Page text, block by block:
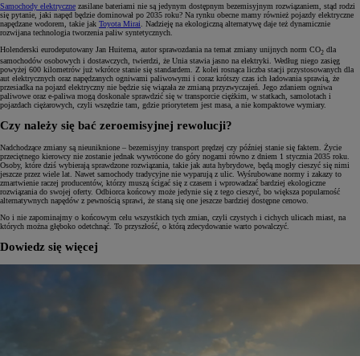
Samochody elektryczne zasilane bateriami nie są jedynym dostępnym bezemisyjnym rozwiązaniem, stąd rodzi
się pytanie, jaki napęd będzie dominował po 2035 roku? Na rynku obecne mamy również pojazdy elektryczne
napędzane wodorem, takie jak Toyota Mirai . Nadzieję na ekologiczną alternatywę daje też dynamicznie
rozwijana technologia tworzenia paliw syntetycznych.
Holenderski eurodeputowany Jan Huitema, autor sprawozdania na temat zmiany unijnych norm CO2 dla
samochodów osobowych i dostawczych, twierdzi, że Unia stawia jasno na elektryki. Według niego zasięg
powyżej 600 kilometrów już wkrótce stanie się standardem. Z kolei rosnąca liczba stacji przystosowanych dla
aut elektrycznych oraz napędzanych ogniwami paliwowymi i coraz krótszy czas ich ładowania sprawią, że
przesiadka na pojazd elektryczny nie będzie się wiązała ze zmianą przyzwyczajeń. Jego zdaniem ogniwa
paliwowe oraz e-paliwa mogą doskonale sprawdzić się w transporcie ciężkim, w statkach, samolotach i
pojazdach ciężarowych, czyli wszędzie tam, gdzie priorytetem jest masa, a nie kompaktowe wymiary.
Czy należy się bać zeroemisyjnej rewolucji?
Nadchodzące zmiany są nieuniknione – bezemisyjny transport prędzej czy później stanie się faktem. Życie
przeciętnego kierowcy nie zostanie jednak wywrócone do góry nogami równo z dniem 1 stycznia 2035 roku.
Osoby, które dziś wybierają sprawdzone rozwiązania, takie jak auta hybrydowe, będą mogły cieszyć się nimi
jeszcze przez wiele lat. Nawet samochody tradycyjne nie wyparują z ulic. Wyśrubowane normy i zakazy to
zmartwienie raczej producentów, którzy muszą ścigać się z czasem i wprowadzać bardziej ekologiczne
rozwiązania do swojej oferty. Odbiorca końcowy może jedynie się z tego cieszyć, bo większa popularność
alternatywnych napędów z pewnością sprawi, że staną się one jeszcze bardziej dostępne cenowo.
No i nie zapominajmy o końcowym celu wszystkich tych zmian, czyli czystych i cichych ulicach miast, na
których można głęboko odetchnąć. To przyszłość, o którą zdecydowanie warto powalczyć.
Dowiedz się więcej